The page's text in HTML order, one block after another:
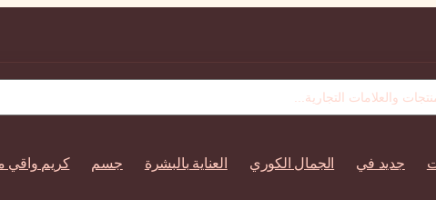
جديد في الجمال الكوري العناية بالبشرة جسم كريم